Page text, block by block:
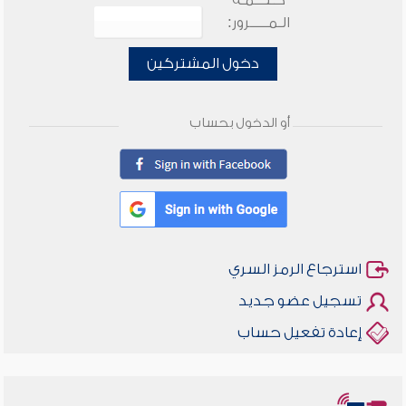
الـمـــــرور:
دخول المشتركين
أو الدخول بحساب
استرجاع الرمز السري
تسجيل عضو جديد
إعادة تفعيل حساب